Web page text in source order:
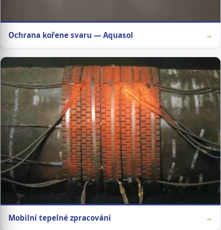
Ochrana kořene svaru — Aquasol →
Mobilní tepelné zpracování →